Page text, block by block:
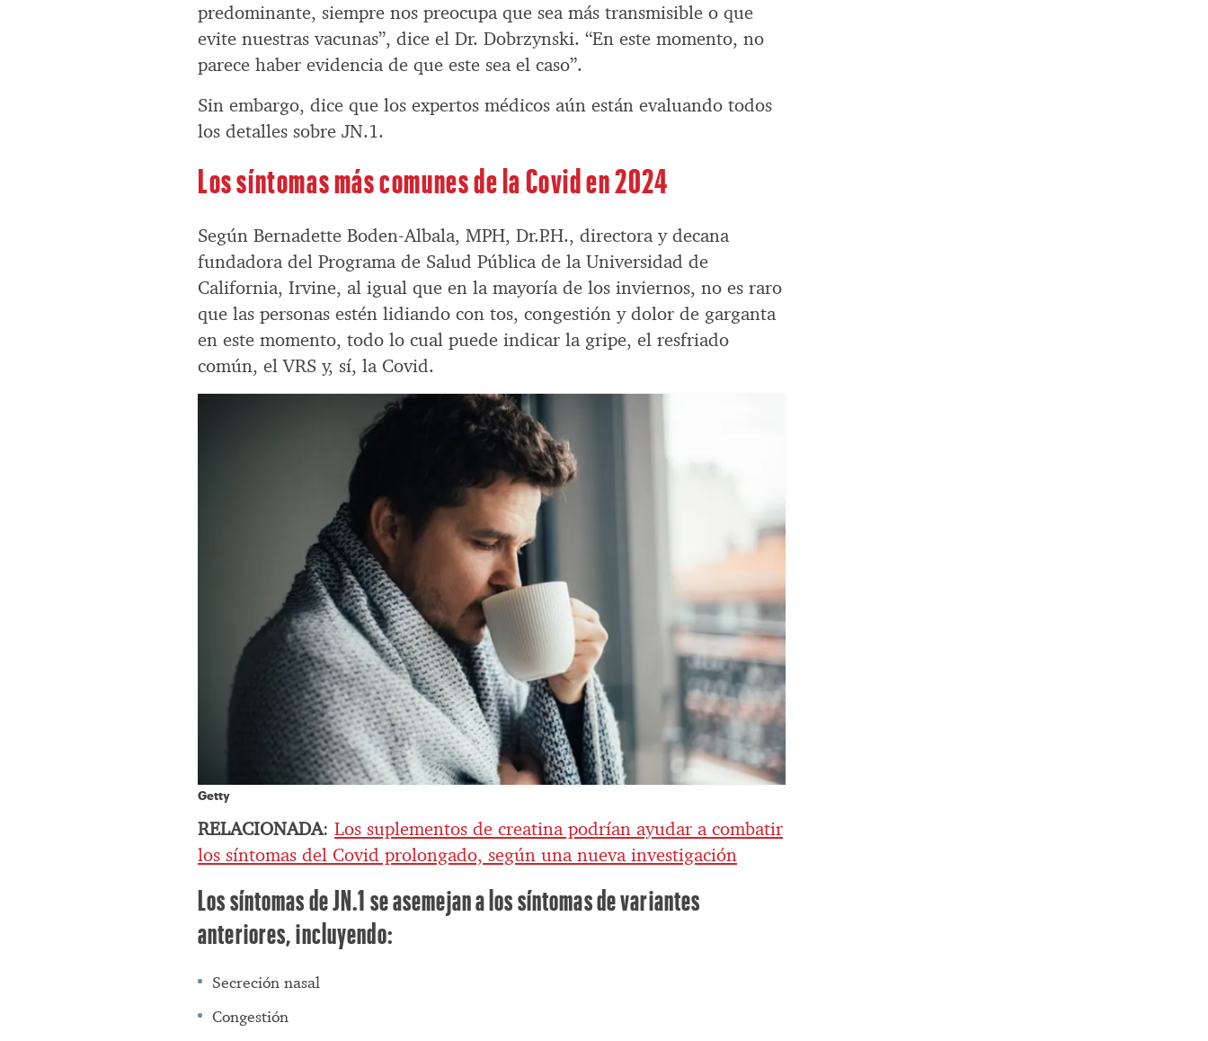
predominante, siempre nos preocupa que sea más transmisible o que
evite nuestras vacunas”, dice el Dr. Dobrzynski. “En este momento, no
parece haber evidencia de que este sea el caso”.
Sin embargo, dice que los expertos médicos aún están evaluando todos
los detalles sobre JN.1.
Los síntomas más comunes de la Covid en 2024
Según Bernadette Boden-Albala, MPH, Dr.P.H., directora y decana
fundadora del Programa de Salud Pública de la Universidad de
California, Irvine, al igual que en la mayoría de los inviernos, no es raro
que las personas estén lidiando con tos, congestión y dolor de garganta
en este momento, todo lo cual puede indicar la gripe, el resfriado
común, el VRS y, sí, la Covid.
Getty
RELACIONADA:Los suplementos de creatina podrían ayudar a combatir
los síntomas del Covid prolongado, según una nueva investigación
Los síntomas de JN.1 se asemejan a los síntomas de variantes
anteriores, incluyendo:
Secreción nasal
Congestión